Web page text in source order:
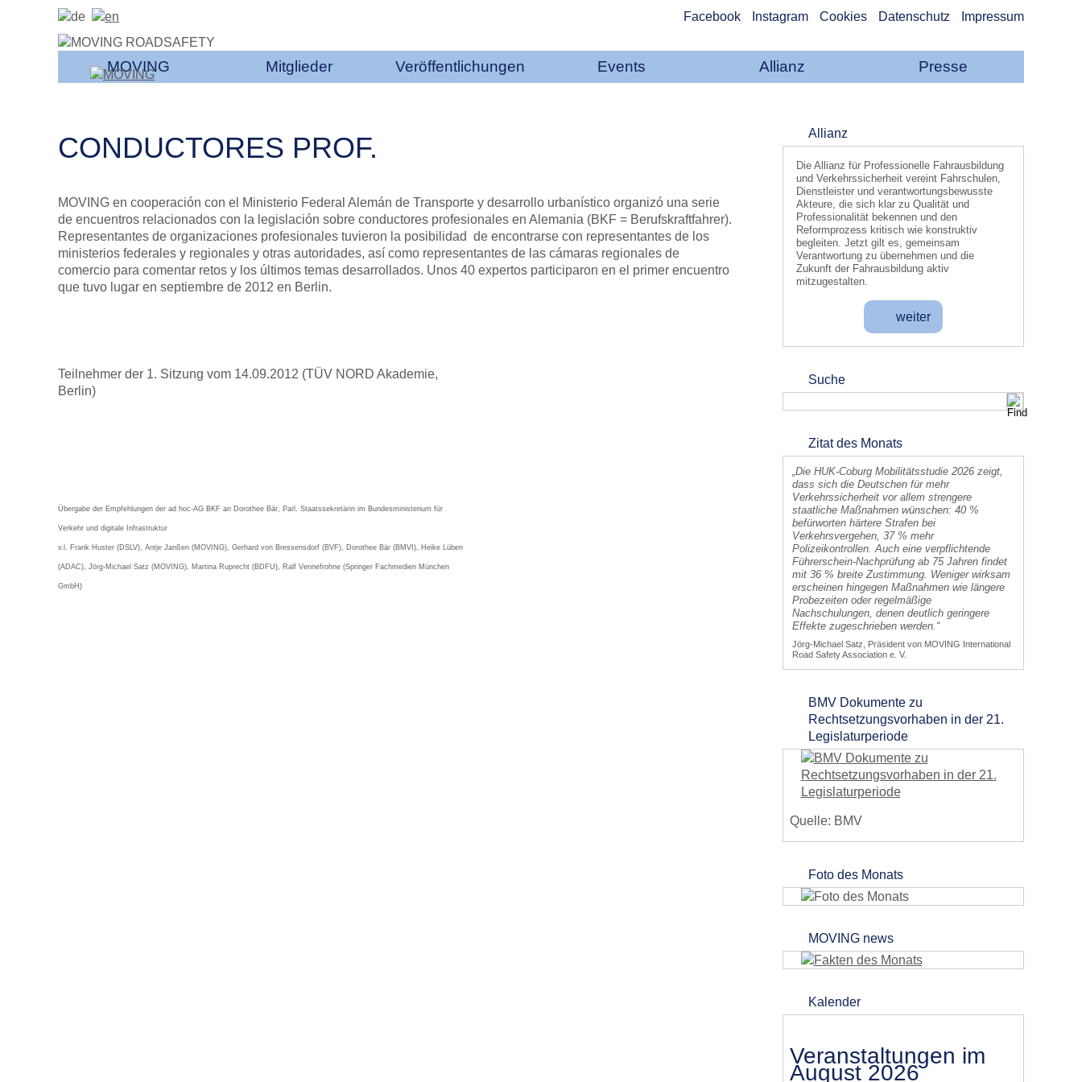
Facebook Instagram Cookies Datenschutz Impressum
MOVING Mitglieder Veröffentlichungen Events Allianz Presse
CONDUCTORES PROF.
MOVING en cooperación con el Ministerio Federal Alemán de Transporte y desarrollo urbanístico organizó una serie
de encuentros relacionados con la legislación sobre conductores profesionales en Alemania (BKF = Berufskraftfahrer).
Representantes de organizaciones profesionales tuvieron la posibilidad de encontrarse con representantes de los
ministerios federales y regionales y otras autoridades, así como representantes de las cámaras regionales de
comercio para comentar retos y los últimos temas desarrollados. Unos 40 expertos participaron en el primer encuentro
que tuvo lugar en septiembre de 2012 en Berlin.
Teilnehmer der 1. Sitzung vom 14.09.2012 (TÜV NORD Akademie,
Berlin)
Übergabe der Empfehlungen der ad hoc-AG BKF an Dorothee Bär, Parl. Staatssekretärin im Bundesministerium für
Verkehr und digitale Infrastruktur
v.l. Frank Huster (DSLV), Antje Janßen (MOVING), Gerhard von Bressensdorf (BVF), Dorothee Bär (BMVI), Heike Lüben
(ADAC), Jörg-Michael Satz (MOVING), Martina Ruprecht (BDFU), Ralf Vennefrohne (Springer Fachmedien München
GmbH)
Allianz
Die Allianz für Professionelle Fahrausbildung
und Verkehrssicherheit vereint Fahrschulen,
Dienstleister und verantwortungsbewusste
Akteure, die sich klar zu Qualität und
Professionalität bekennen und den
Reformprozess kritisch wie konstruktiv
begleiten. Jetzt gilt es, gemeinsam
Verantwortung zu übernehmen und die
Zukunft der Fahrausbildung aktiv
mitzugestalten.
weiter
Suche
Zitat des Monats
„Die HUK-Coburg Mobilitätsstudie 2026 zeigt,
dass sich die Deutschen für mehr
Verkehrssicherheit vor allem strengere
staatliche Maßnahmen wünschen: 40 %
befürworten härtere Strafen bei
Verkehrsvergehen, 37 % mehr
Polizeikontrollen. Auch eine verpflichtende
Führerschein-Nachprüfung ab 75 Jahren findet
mit 36 % breite Zustimmung. Weniger wirksam
erscheinen hingegen Maßnahmen wie längere
Probezeiten oder regelmäßige
Nachschulungen, denen deutlich geringere
Effekte zugeschrieben werden.“
Jörg-Michael Satz, Präsident von MOVING International
Road Safety Association e. V.
BMV Dokumente zu
Rechtsetzungsvorhaben in der 21.
Legislaturperiode
Quelle: BMV
Foto des Monats
MOVING news
Kalender
Veranstaltungen im
August 2026